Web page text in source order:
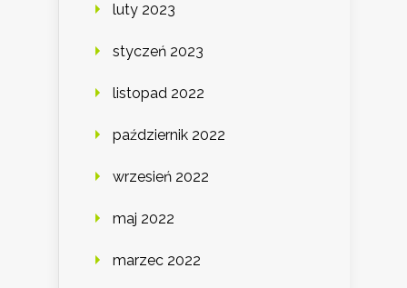
luty 2023
styczeń 2023
listopad 2022
październik 2022
wrzesień 2022
maj 2022
marzec 2022